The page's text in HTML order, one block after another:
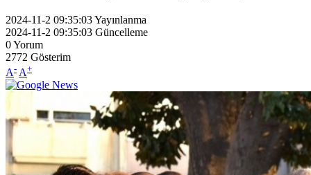
2024-11-2 09:35:03Yayınlanma
2024-11-2 09:35:03 Güncelleme
0Yorum
2772 Gösterim
A- A+